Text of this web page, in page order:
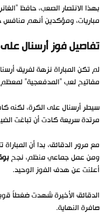
بهذا الانتصار الصعب، حافظ
مباريات، ومؤكدين أنهم
تفاصيل فوز أرسنال
لم تكن المباراة نزهة لفريق
مفاتيح لعب “المدفعجية” لمعظم
سيطر أرسنال على الكرة، لكنه
مرتدة سريعة كادت أن تباغت
ومن عمل جماعي منظم، نجح
أعلنت عن هدف الفوز الوحيد.
الدقائق الأخيرة شهدت ضغطاً
صافرة النهاية.